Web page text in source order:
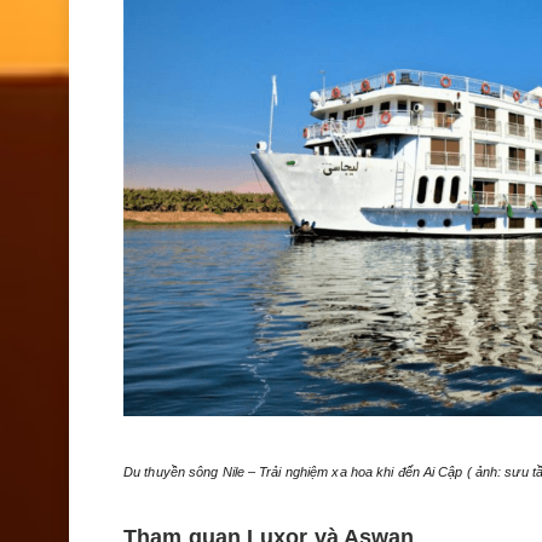
Du thuyền sông Nile – Trải nghiệm xa hoa khi đến Ai Cập ( ảnh: sưu
Tham quan Luxor và Aswan